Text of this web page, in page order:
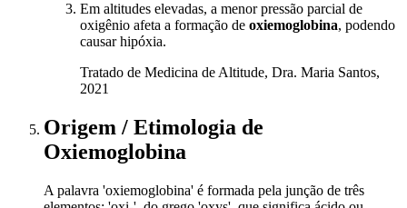
Em altitudes elevadas, a menor pressão parcial de
oxigênio afeta a formação de oxiemoglobina, podendo
causar hipóxia.
Tratado de Medicina de Altitude, Dra. Maria Santos,
2021
Origem / Etimologia de
Oxiemoglobina
A palavra 'oxiemoglobina' é formada pela junção de três